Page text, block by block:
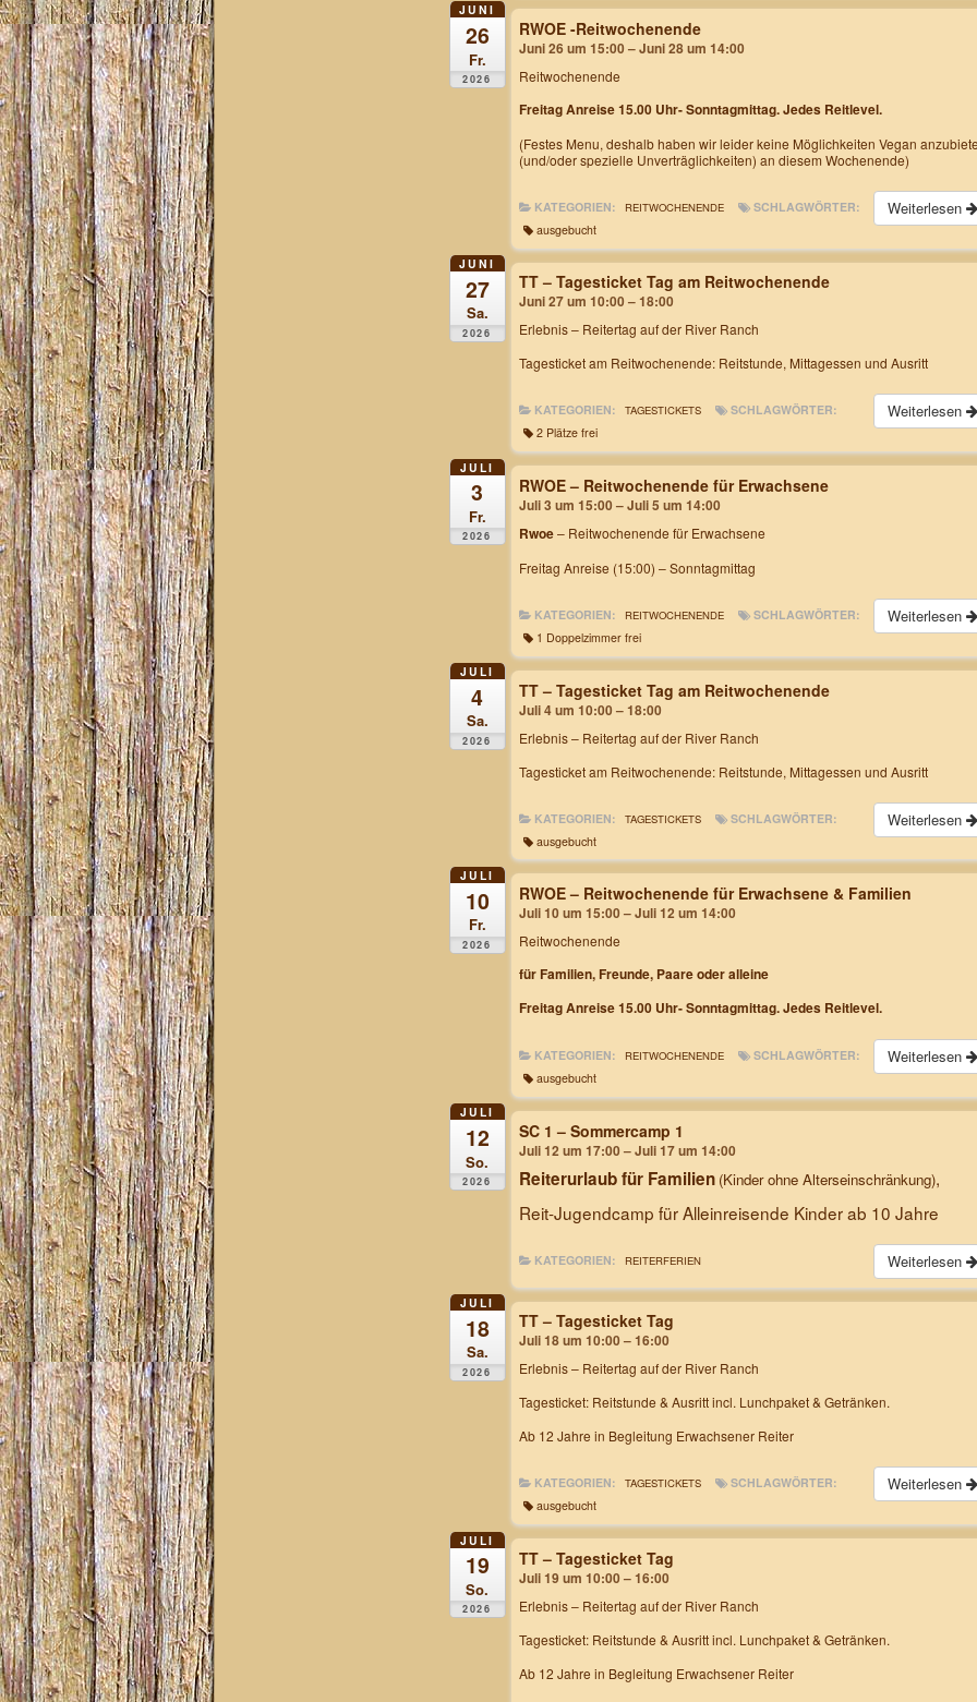
JUNI
26
Fr.
2026
RWOE -Reitwochenende
Juni 26 um 15:00 – Juni 28 um 14:00
Reitwochenende
Freitag Anreise 15.00 Uhr- Sonntagmittag. Jedes Reitlevel.
(Festes Menu, deshalb haben wir leider keine Möglichkeiten Vegan
(und/oder spezielle Unverträglichkeiten) an diesem Wochenende)
Weiterlesen
KATEGORIEN: REITWOCHENENDE
SCHLAGWÖRTER:
ausgebucht
JUNI
27
Sa.
2026
TT – Tagesticket Tag am Reitwochenende
Juni 27 um 10:00 – 18:00
Erlebnis – Reitertag auf der River Ranch
Tagesticket am Reitwochenende: Reitstunde, Mittagessen und Ausritt
Weiterlesen
KATEGORIEN: TAGESTICKETS
SCHLAGWÖRTER:
2 Plätze frei
JULI
3
Fr.
2026
RWOE – Reitwochenende für Erwachsene
Juli 3 um 15:00 – Juli 5 um 14:00
Rwoe– Reitwochenende für Erwachsene
Freitag Anreise (15:00) – Sonntagmittag
Weiterlesen
KATEGORIEN: REITWOCHENENDE
SCHLAGWÖRTER:
1 Doppelzimmer frei
JULI
4
Sa.
2026
TT – Tagesticket Tag am Reitwochenende
Juli 4 um 10:00 – 18:00
Erlebnis – Reitertag auf der River Ranch
Tagesticket am Reitwochenende: Reitstunde, Mittagessen und Ausritt
Weiterlesen
KATEGORIEN: TAGESTICKETS
SCHLAGWÖRTER:
ausgebucht
JULI
10
Fr.
2026
RWOE – Reitwochenende für Erwachsene & Familien
Juli 10 um 15:00 – Juli 12 um 14:00
Reitwochenende
für Familien, Freunde, Paare oder alleine
Freitag Anreise 15.00 Uhr- Sonntagmittag. Jedes Reitlevel.
Weiterlesen
KATEGORIEN: REITWOCHENENDE
SCHLAGWÖRTER:
ausgebucht
JULI
12
So.
2026
SC 1 – Sommercamp 1
Juli 12 um 17:00 – Juli 17 um 14:00
Reiterurlaub für Familien (Kinder ohne Alterseinschränkung),
Reit-Jugendcamp für Alleinreisende Kinder ab 10 Jahre
Weiterlesen
KATEGORIEN: REITERFERIEN
JULI
18
Sa.
2026
TT – Tagesticket Tag
Juli 18 um 10:00 – 16:00
Erlebnis – Reitertag auf der River Ranch
Tagesticket: Reitstunde & Ausritt incl. Lunchpaket & Getränken.
Ab 12 Jahre in Begleitung Erwachsener Reiter
Weiterlesen
KATEGORIEN: TAGESTICKETS
SCHLAGWÖRTER:
ausgebucht
JULI
19
So.
2026
TT – Tagesticket Tag
Juli 19 um 10:00 – 16:00
Erlebnis – Reitertag auf der River Ranch
Tagesticket: Reitstunde & Ausritt incl. Lunchpaket & Getränken.
Ab 12 Jahre in Begleitung Erwachsener Reiter